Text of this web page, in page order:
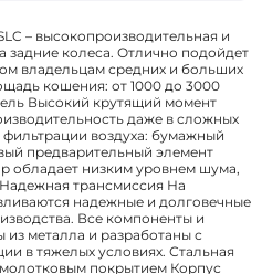
– высокопроизводительная и
колеса. Отлично подойдет
владельцам средних и больших
кошения: от 1000 до 3000
Высокий крутящий момент
даже в сложных
воздуха: бумажный
предварительный элемент
обладает низким уровнем шума,
трансмиссия На
надежные и долговечные
Все компоненты и
металла и разработаны с
в тяжелых условиях. Стальная
покрытием Корпус